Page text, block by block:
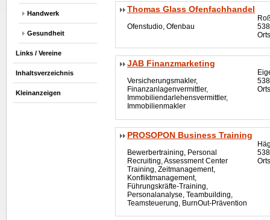
Handwerk
Gesundheit
Links / Vereine
Inhaltsverzeichnis
Kleinanzeigen
Thomas Glass Ofenfachhandel
Ofenstudio, Ofenbau
JAB Finanzmarketing
Versicherungsmakler,
Finanzanlagenvermittler,
Immobiliendarlehensvermittler,
Immobilienmakler
PROSOPON Business Training
Bewerbertraining, Personal
Recruiting, Assessment Center
Training, Zeitmanagement,
Konfliktmanagement,
Führungskräfte-Training,
Personalanalyse, Teambuilding,
Teamsteuerung, BurnOut-Prävention